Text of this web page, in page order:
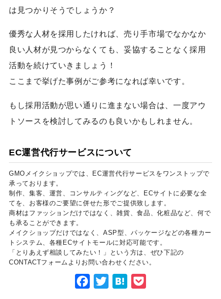
は見つかりそうでしょうか？
優秀な人材を採用したければ、売り手市場でなかなか
良い人材が見つからなくても、妥協することなく採用
活動を続けていきましょう！
ここまで挙げた事例がご参考になれば幸いです。
もし採用活動が思い通りに進まない場合は、一度アウ
トソースを検討してみるのも良いかもしれません。
EC運営代行サービスについて
GMOメイクショップでは、EC運営代行サービスをワンストップで
承っております。
制作、集客、運営、コンサルティングなど、ECサイトに必要な全
てを、お客様のご要望に併せた形でご提供致します。
商材はファッションだけではなく、雑貨、食品、化粧品など、何で
も承ることができます。
メイクショップだけではなく、ASP型、パッケージなどの各種カー
トシステム、各種ECサイトモールに対応可能です。
「とりあえず相談してみたい！」という方は、ぜひ下記の
CONTACTフォームよりお問い合わせください。
FacebookTwitterHatena